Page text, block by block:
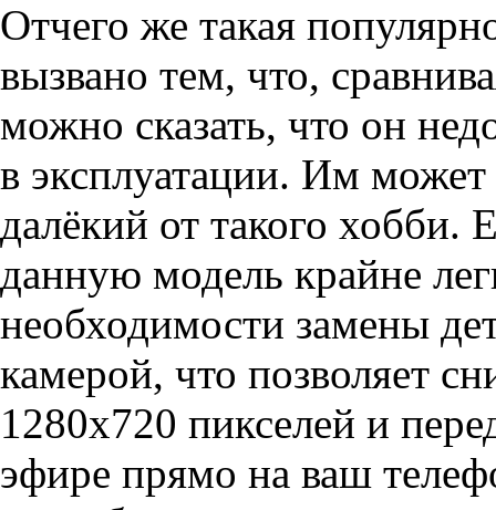
Отчего же такая
вызвано тем, что,
можно сказать, что он
в эксплуатации. Им может
далёкий от такого
данную модель крайне
необходимости замены
камерой, что позволяет
1280х720 пикселей и
эфире прямо на ваш